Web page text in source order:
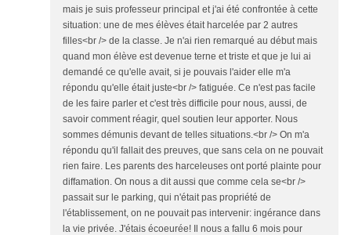
mais je suis professeur principal et j'ai été confrontée à cette
situation: une de mes élèves était harcelée par 2 autres
filles<br /> de la classe. Je n'ai rien remarqué au début mais
quand mon élève est devenue terne et triste et que je lui ai
demandé ce qu'elle avait, si je pouvais l'aider elle m'a
répondu qu'elle était juste<br /> fatiguée. Ce n'est pas facile
de les faire parler et c'est très difficile pour nous, aussi, de
savoir comment réagir, quel soutien leur apporter. Nous
sommes démunis devant de telles situations.<br /> On m'a
répondu qu'il fallait des preuves, que sans cela on ne pouvait
rien faire. Les parents des harceleuses ont porté plainte pour
diffamation. On nous a dit aussi que comme cela se<br />
passait sur le parking, qui n'était pas propriété de
l'établissement, on ne pouvait pas intervenir: ingérance dans
la vie privée. J'étais écoeurée! Il nous a fallu 6 mois pour